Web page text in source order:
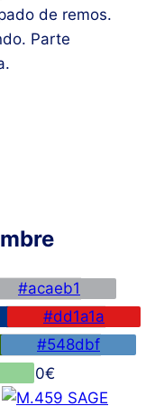
de remos.
Parte
#acaeb1
#dd1a1a
#548dbf
45,00€